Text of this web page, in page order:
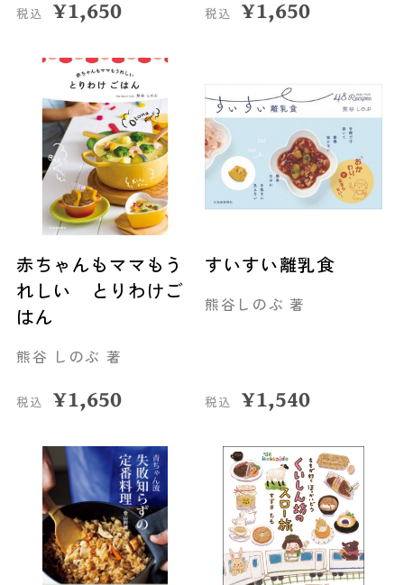
税込 ¥1,650 税込 ¥1,650
赤ちゃんもママもう
れしい とりわけご
はん
熊谷 しのぶ 著
税込 ¥1,650
すいすい離乳食
熊谷しのぶ 著
税込 ¥1,540